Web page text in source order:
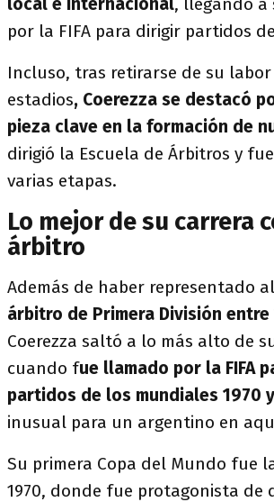
por la FIFA para dirigir partidos
Incluso, tras retirarse de su
estadios, Coerezza se destacó
pieza clave en la formación de
dirigió la Escuela de Árbitros y
varias etapas.
Lo mejor de su carrera
árbitro
Además de haber representado
árbitro de Primera División entre
Coerezza saltó a lo más alto de
cuando fue llamado por la FIFA
partidos de los mundiales 1970
inusual para un argentino en
Su primera Copa del Mundo fue
1970, donde fue protagonista de